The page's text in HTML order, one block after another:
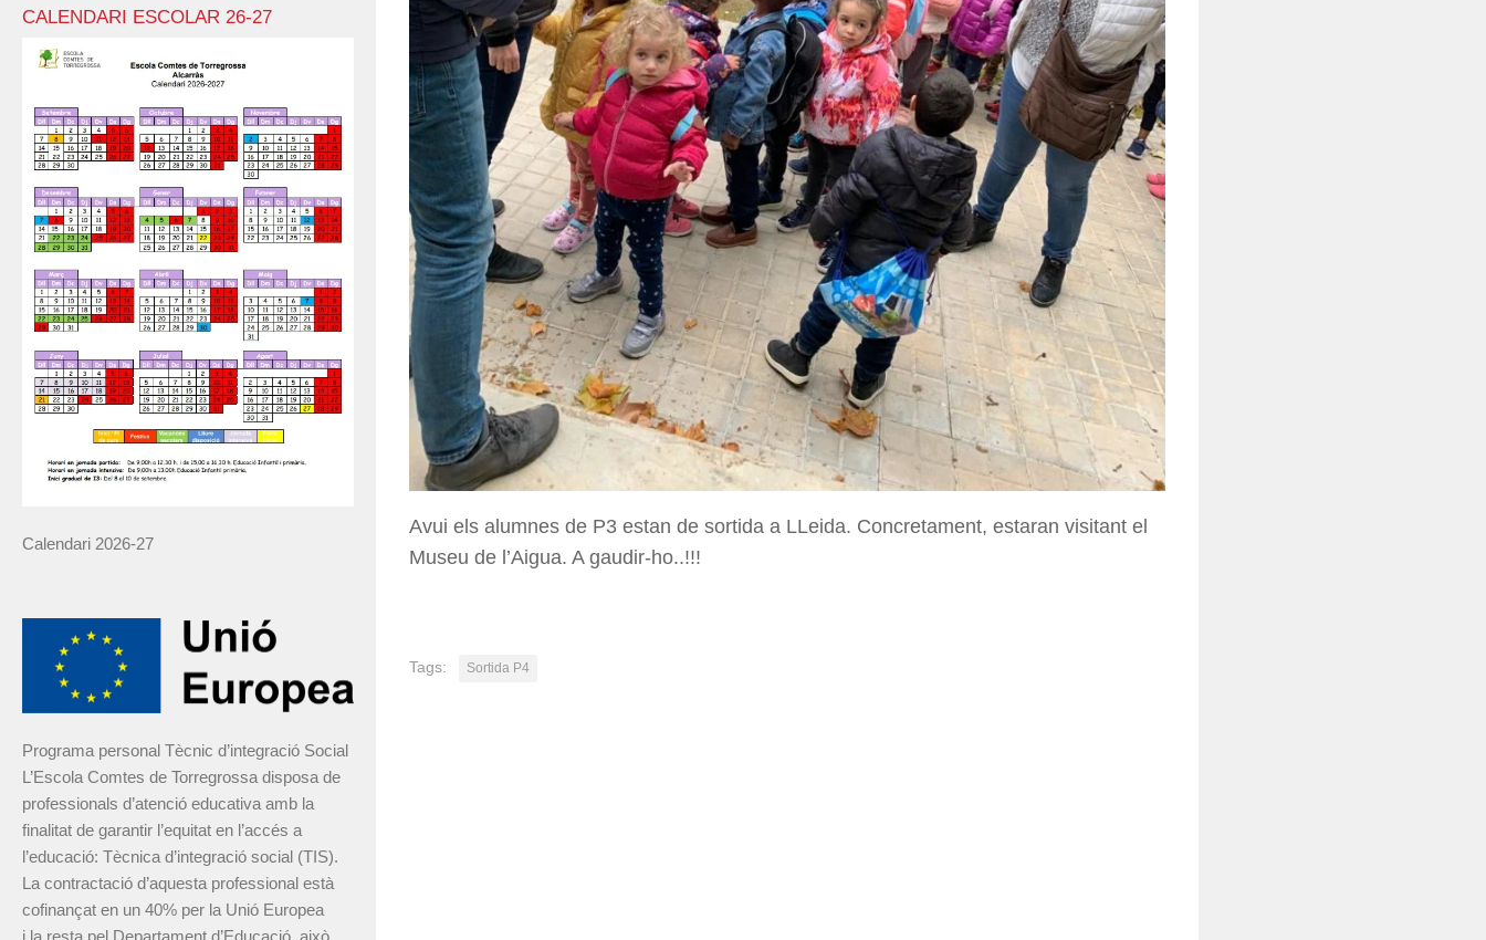
Avui els alumnes de P3 estan de sortida a LLeida. Concretament, estaran visitant el
Museu de l’Aigua. A gaudir-ho..!!!
Tags: Sortida P4
CALENDARI ESCOLAR 26-27
Calendari 2026-27
Programa personal Tècnic d’integració Social
L’Escola Comtes de Torregrossa disposa de
professionals d’atenció educativa amb la
finalitat de garantir l’equitat en l’accés a
l’educació: Tècnica d’integració social (TIS).
La contractació d’aquesta professional està
cofinançat en un 40% per la Unió Europea